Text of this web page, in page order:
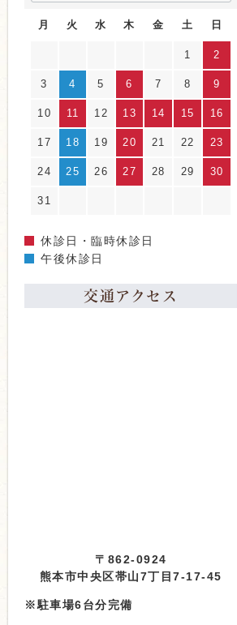
月 火 水 木 金 土 日
1 2
3 4 5 6 7 8 9
10 11 12 13 14 15 16
17 18 19 20 21 22 23
24 25 26 27 28 29 30
31
休診日・臨時休診日
午後休診日
交通アクセス
〒862-0924
熊本市中央区帯山7丁目7-17-45
※駐車場6台分完備